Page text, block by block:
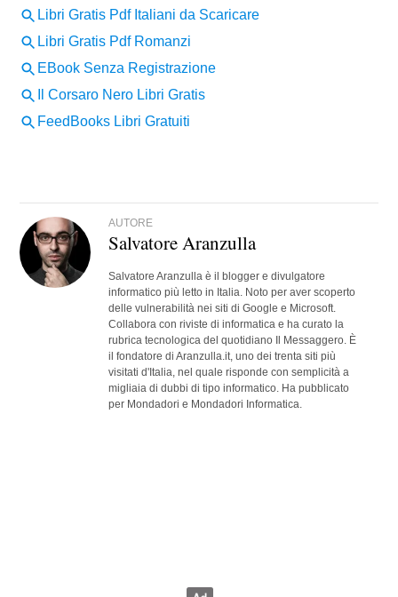
AUTORE
Salvatore Aranzulla
Salvatore Aranzulla è il blogger e divulgatore
informatico più letto in Italia. Noto per aver scoperto
delle vulnerabilità nei siti di Google e Microsoft.
Collabora con riviste di informatica e ha curato la
rubrica tecnologica del quotidiano Il Messaggero. È
il fondatore di Aranzulla.it, uno dei trenta siti più
visitati d'Italia, nel quale risponde con semplicità a
migliaia di dubbi di tipo informatico. Ha pubblicato
per Mondadori e Mondadori Informatica.